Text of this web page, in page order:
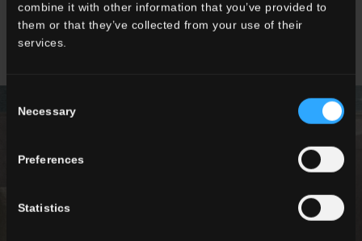
combine it with other information that you’ve provided to
them or that they’ve collected from your use of their
services.
Selection
Necessary
Preferences
Statistics
60x60 . 24"x24"
Technische Oberflächen für den Aussenbereich